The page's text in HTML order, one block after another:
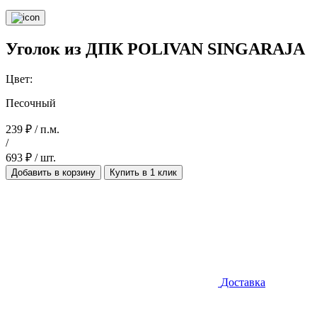
Уголок из ДПК POLIVAN SINGARAJA
Цвет:
Песочный
239 ₽ / п.м.
/
693 ₽ / шт.
Добавить в корзину Купить в 1 клик
Доставка